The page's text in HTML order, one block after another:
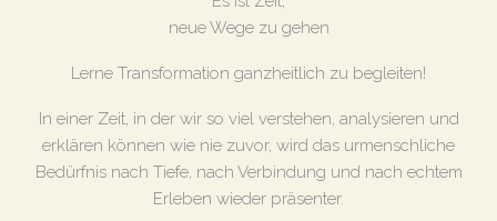
neue Wege zu gehen
Lerne Transformation ganzheitlich zu begleiten!
In einer Zeit, in der wir so viel verstehen, analysieren und
erklären können wie nie zuvor, wird das urmenschliche
Bedürfnis nach Tiefe, nach Verbindung und nach echtem
Erleben wieder präsenter.